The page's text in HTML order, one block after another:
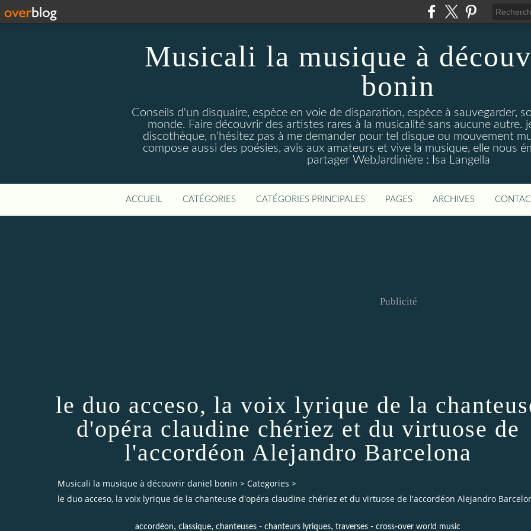
Musicali la musique à
bonin
Conseils d'un disquaire, espèce en voie de disparation, espèce à sauvegarder,
monde. Faire découvrir des artistes rares à la musicalité sans aucune autre.
discothèque, n'hésitez pas à me demander pour tel disque ou mouvement
compose aussi des poésies, avis aux amateurs et vive la musique, elle nous
partager WebJardinière : Isa Langella
ACCUEIL CATÉGORIES CATÉGORIES PRINCIPALES PAGES ARCHIVES
Publicité
le duo acceso, la voix lyrique de la
d'opéra claudine chériez et du virtuose de
l'accordéon Alejandro Barcelona
Musicali la musique à découvrir daniel bonin > Categories >
le duo acceso, la voix lyrique de la chanteuse d'opéra claudine chériez et du virtuose de l'accordéon Alejandro
accordéon, classique, chanteuses - chanteurs lyriques, traverses - cross-over world music